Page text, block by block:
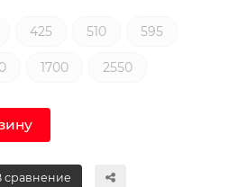
425 510 595
1700 2550
сравнение